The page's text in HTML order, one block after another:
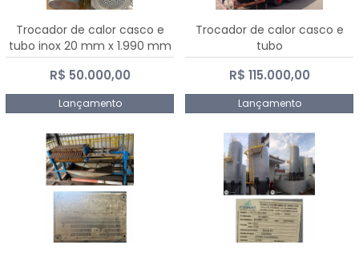
Trocador de calor casco e
tubo inox 20 mm x 1.990 mm
R$ 50.000,00
Lançamento
Trocador de calor casco e
tubo
R$ 115.000,00
Lançamento